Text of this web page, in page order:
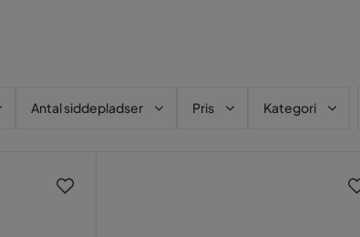
Antal siddepladser Pris Kategori